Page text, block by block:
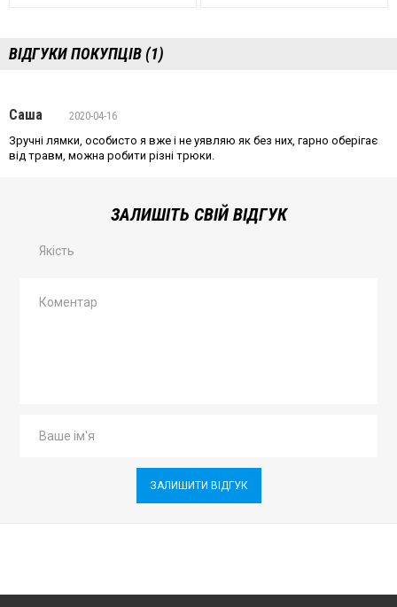
ВІДГУКИ ПОКУПЦІВ (1)
Саша
2020-04-16
Зручні лямки, особисто я вже і не уявляю як без них, гарно оберігає
від травм, можна робити різні трюки.
ЗАЛИШІТЬ СВІЙ ВІДГУК
Якість
ЗАЛИШИТИ ВІДГУК